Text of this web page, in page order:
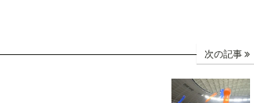
次の記事